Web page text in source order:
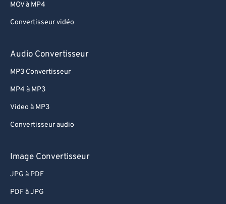
MOV à MP4
Convertisseur vidéo
Audio Convertisseur
MP3 Convertisseur
MP4 à MP3
Video à MP3
Convertisseur audio
Image Convertisseur
JPG à PDF
PDF à JPG